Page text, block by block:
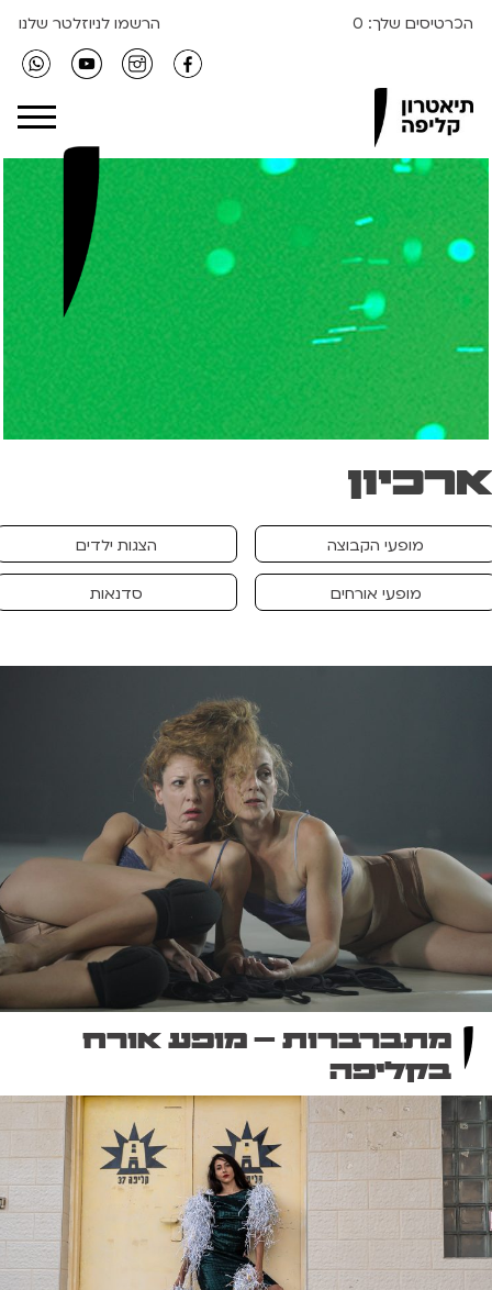
הכרטיסים שלך:0 הרשמו לניוזלטר שלנו
Clipa Theater
מופעי הקבוצה הצגות ילדים
מופעי אורחים סדנאות
מתברברות – מופע אורח
בקליפה